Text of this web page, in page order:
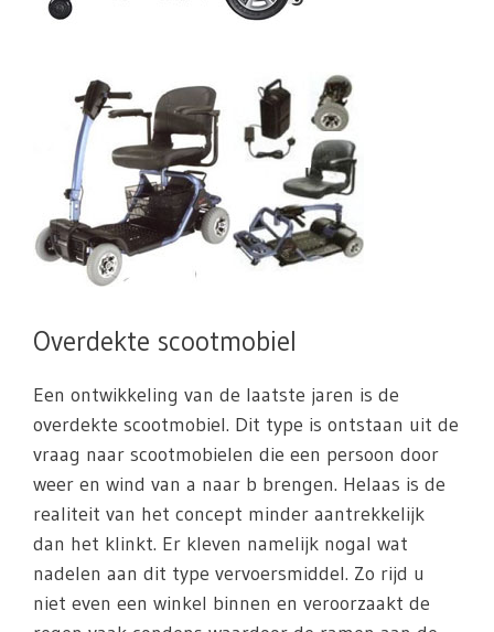
Overdekte scootmobiel
Een ontwikkeling van de laatste jaren is de
overdekte scootmobiel. Dit type is ontstaan uit de
vraag naar scootmobielen die een persoon door
weer en wind van a naar b brengen. Helaas is de
realiteit van het concept minder aantrekkelijk
dan het klinkt. Er kleven namelijk nogal wat
nadelen aan dit type vervoersmiddel. Zo rijd u
niet even een winkel binnen en veroorzaakt de